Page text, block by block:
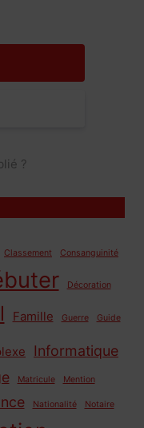
?
Classement Consanguinité
Décoration
Famille Guerre Guide
Informatique
Matricule Mention
Nationalité Notaire